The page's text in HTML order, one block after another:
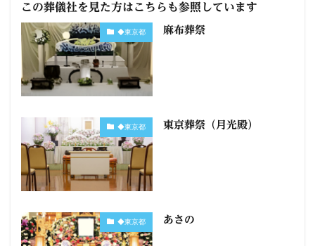
この葬儀社を見た方はこちらも参照しています
◆東京都 麻布葬祭
◆東京都 東京葬祭（月光殿）
◆東京都 あさの